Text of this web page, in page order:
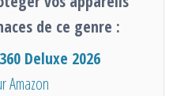
de ce genre :
Deluxe 2026